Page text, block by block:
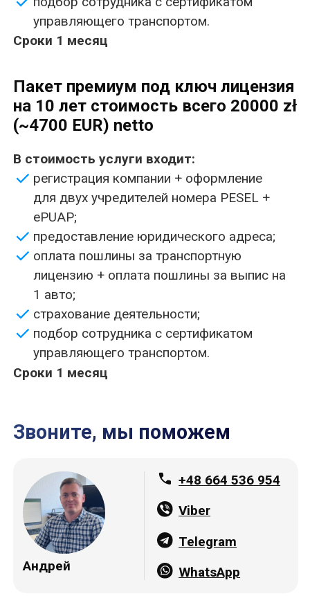
Сроки 1 месяц
+48 664 536 954
Viber
WhatsApp
Транспортная лицензия на международную
перевозку грузов является важным инструментом
для компаний, занимающихся логистикой и
транспортировкой товаров. Для компании,
зарегистрированной в Польше, наличие такой
лицензии открывает ряд возможностей и
преимуществ, которые способны повысить ее
конкурентоспособность и эффективность бизнеса. В
данной статье мы рассмотрим, чем полезна
транспортная лицензия на международную
перевозку грузов для компании, зарегистрированной
в Польше.
перевозку грузов позволяет компании расширить
свою деятельность за границы Польши. Это
возможностям для развития бизнеса.
2. Увеличение объема перевозок: Благодаря
наличию лицензии компания может осуществлять
международные перевозки грузов, что способствует
увеличению объема работы и доходов. Это
позволяет компании занять более сильное
положение на рынке и привлечь новых клиентов.
3. Повышение профессионализма: Получение